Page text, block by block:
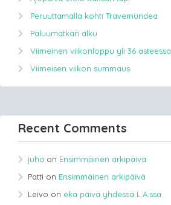
Peruuttamalla kohti Travemündea
Paluumatkan alku
Viimeinen viikonloppu yli 36 asteessa.
Viimeisen viikon summaus
Recent Comments
juha on Ensimmäinen arkipäivä
Patti on Ensimmäinen arkipäivä
Leivo on eka päivä yhdessä L.A.ssa